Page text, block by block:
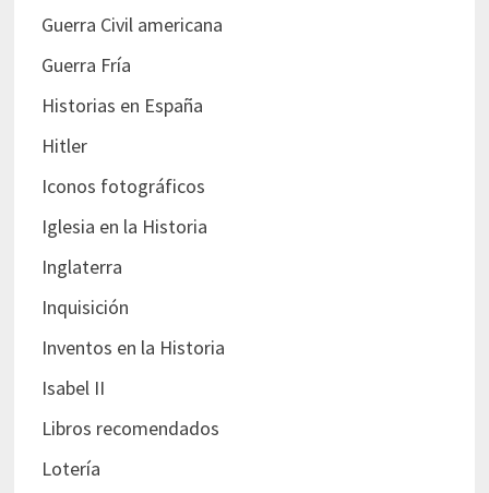
Guerra Civil americana
Guerra Fría
Historias en España
Hitler
Iconos fotográficos
Iglesia en la Historia
Inglaterra
Inquisición
Inventos en la Historia
Isabel II
Libros recomendados
Lotería